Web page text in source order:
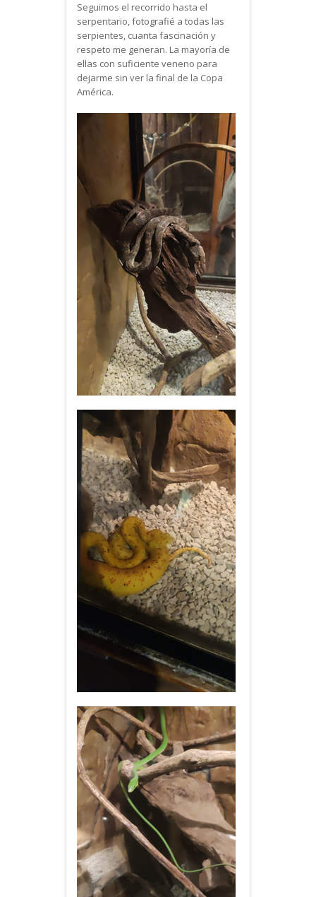
Seguimos el recorrido hasta el
serpentario, fotografié a todas las
serpientes, cuanta fascinación y
respeto me generan. La mayoría de
ellas con suficiente veneno para
dejarme sin ver la final de la Copa
América.